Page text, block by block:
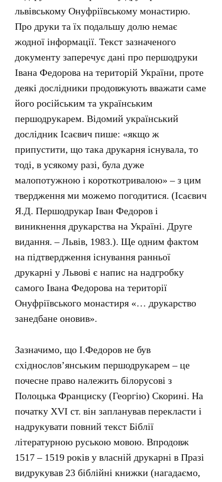
львівському Онуфріївському монастирю.
Про друки та їх подальшу долю немає
жодної інформації. Текст зазначеного
документу заперечує дані про першодруки
Івана Федорова на територій України, проте
деякі дослідники продовжують вважати саме
його російським та українським
першодрукарем. Відомий український
дослідник Ісаєвич пише: «якщо ж
припустити, що така друкарня існувала, то
тоді, в усякому разі, була дуже
малопотужною і короткотривалою» – з цим
твердження ми можемо погодитися. (Ісаєвич
Я.Д. Першодрукар Іван Федоров і
виникнення друкарства на Україні. Друге
видання. – Львів, 1983.). Ще одним фактом
на підтвердження існування ранньої
друкарні у Львові є напис на надгробку
самого Івана Федорова на території
Онуфріївського монастиря «… друкарство
занедбане оновив».
Зазначимо, що І.Федоров не був
східнослов’янським першодрукарем – це
почесне право належить білорусові з
Полоцька Франциску (Георгію) Скорині. На
початку XVI ст. він запланував перекласти і
надрукувати повний текст Біблії
літературною руською мовою. Впродовж
1517 – 1519 років у власній друкарні в Празі
видрукував 23 біблійні книжки (нагадаємо,